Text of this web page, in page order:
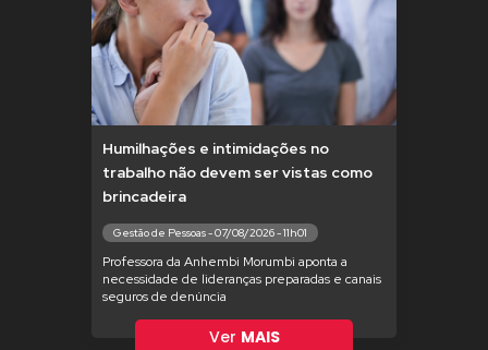
Humilhações e intimidações no
trabalho não devem ser vistas como
brincadeira
Gestão de Pessoas - 07/08/2026 - 11h01
Professora da Anhembi Morumbi aponta a
necessidade de lideranças preparadas e canais
seguros de denúncia
Ver MAIS